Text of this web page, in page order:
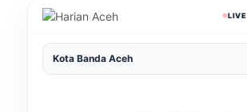
LIVE